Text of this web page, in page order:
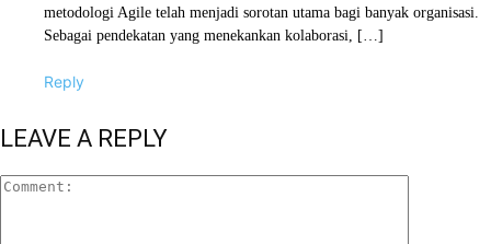
metodologi Agile telah menjadi sorotan utama bagi banyak organisasi.
Sebagai pendekatan yang menekankan kolaborasi, […]
Reply
LEAVE A REPLY